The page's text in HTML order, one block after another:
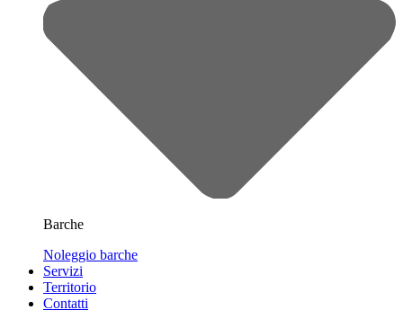
Barche
Noleggio barche
Servizi
Territorio
Contatti